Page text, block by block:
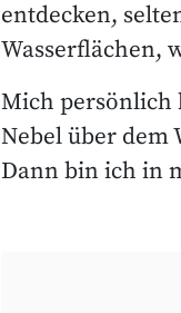
entdecken,
Wasserflächen,
Mich persönlich
Nebel über dem
Dann bin ich in